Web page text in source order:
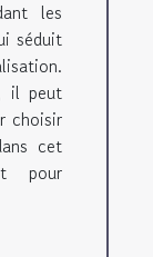
les
séduit
il peut
choisir
cet
pour